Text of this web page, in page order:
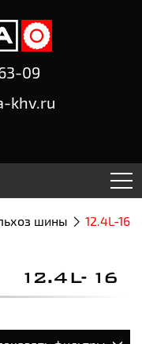
09
khv.ru
шины 12.4L-16
12.4L-16